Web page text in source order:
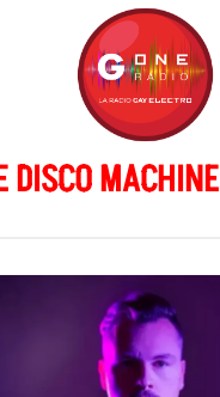
DISCO MACHINE